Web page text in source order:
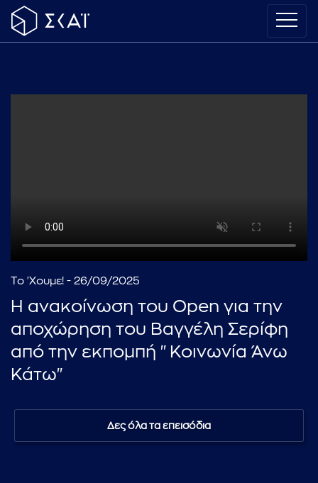
Το 'Χουμε! - 26/09/2025
Η ανακοίνωση του Open για την
αποχώρηση του Βαγγέλη Σερίφη
από την εκπομπή "Κοινωνία Άνω
Κάτω"
Δες όλα τα επεισόδια